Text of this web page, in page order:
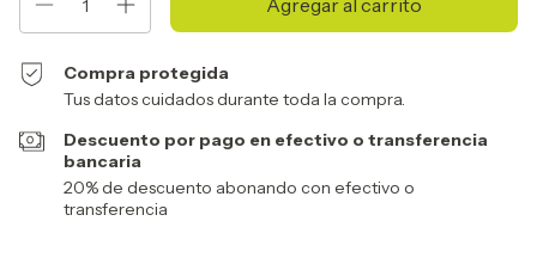
Compra protegida
Tus datos cuidados durante toda la compra.
Descuento por pago en efectivo o transferencia
bancaria
20% de descuento abonando con efectivo o
transferencia